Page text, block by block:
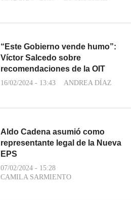
“Este Gobierno vende humo”:
Víctor Salcedo sobre
recomendaciones de la OIT
16/02/2024 - 13:43 ANDREA DÍAZ
Aldo Cadena asumió como
representante legal de la Nueva
EPS
07/02/2024 - 15:28
CAMILA SARMIENTO